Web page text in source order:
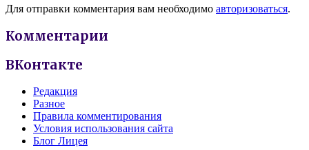
Для отправки комментария вам необходимо авторизоваться.
Комментарии
ВКонтакте
Редакция
Разное
Правила комментирования
Условия использования сайта
Блог Лицея